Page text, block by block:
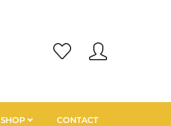
SHOP CONTACT